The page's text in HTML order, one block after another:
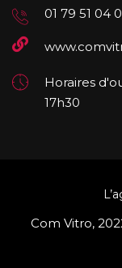
01 79 51 04
Horaires
17h30
Com Vitro,